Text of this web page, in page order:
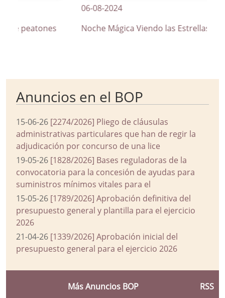
de peatones
06-08-2024
Noche Mágica Viendo las Estrellas
Anuncios en el BOP
15-06-26 [2274/2026] Pliego de cláusulas
administrativas particulares que han de regir la
adjudicación por concurso de una lice
19-05-26 [1828/2026] Bases reguladoras de la
convocatoria para la concesión de ayudas para
suministros mínimos vitales para el
15-05-26 [1789/2026] Aprobación definitiva del
presupuesto general y plantilla para el ejercicio
2026
21-04-26 [1339/2026] Aprobación inicial del
presupuesto general para el ejercicio 2026
Más Anuncios BOP RSS